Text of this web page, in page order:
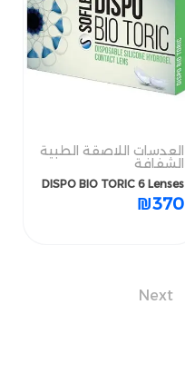
العدسات اللاصقة الطبية
الشفافة
DISPO BIO TORIC 6 Lenses
₪370
Next
DISPO BIO TORIC 6 Lenses
₪